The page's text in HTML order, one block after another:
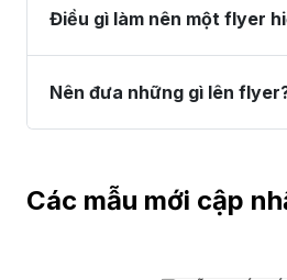
Điều gì làm nên một flyer
Nên đưa những gì lên
Các mẫu mới cập